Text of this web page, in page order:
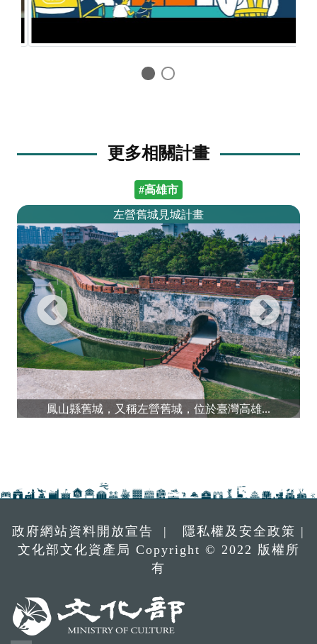
更多相關計畫
#高雄市
左營舊城見城計畫
鳳山縣舊城，又稱左營舊城，位於臺灣高雄...
政府網站資料開放宣告 | 隱私權及安全政策 |
文化部文化資產局 Copyright © 2022 版權所
有